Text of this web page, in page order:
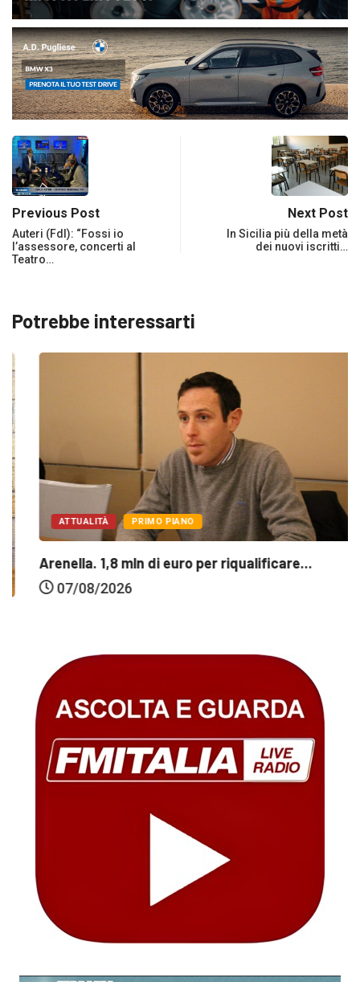
Previous Post
Auteri (Fdl): “Fossi io
l’assessore, concerti al
Teatro…
Next Post
In Sicilia più della metà
dei nuovi iscritti…
Potrebbe interessarti
ATTUALITÀ PRIMO PIANO
Arenella. 1,8 mln di euro per riqualificare...
07/08/2026